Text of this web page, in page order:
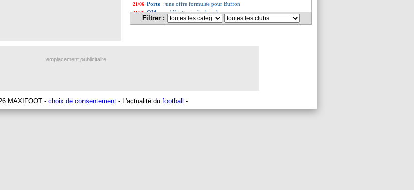
21/06 Porto : une offre formulée pour Buffon
21/06 OM: un déficit qui pèse lourd
21/06 Chelsea : Everton veut garder Zouma
Filtrer :
emplacement publicitaire
MAXIFOOT - choix de consentement - L'actualité du football -